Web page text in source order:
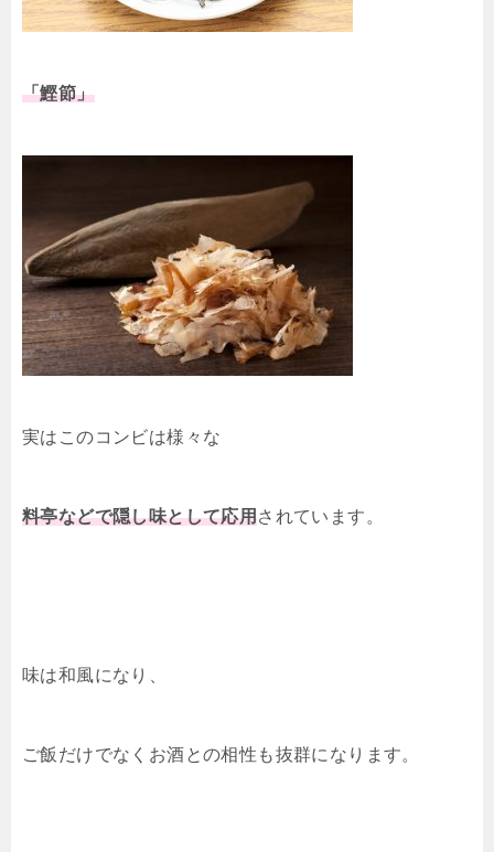
「鰹節」
実はこのコンビは様々な
料亭などで隠し味として応用されています。
味は和風になり、
ご飯だけでなくお酒との相性も抜群になります。